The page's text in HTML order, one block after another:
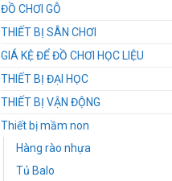
ĐỒ CHƠI GỖ
THIẾT BỊ SÂN CHƠI
GIÁ KỆ ĐỂ ĐỒ CHƠI HỌC LIỆU
THIẾT BỊ ĐẠI HỌC
THIẾT BỊ VẬN ĐỘNG
Thiết bị mầm non
Hàng rào nhựa
Tủ Balo